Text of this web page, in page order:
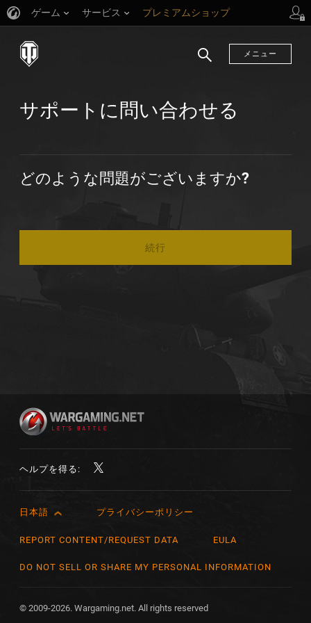
ゲーム サービス プレミアムショップ
メニュー
サポートに問い合わせる
どのような問題がございますか?
続行
ヘルプを得る:
English
Čeština
Español (México)
日本語 プライバシーポリシー
REPORT CONTENT/REQUEST DATA EULA
DO NOT SELL OR SHARE MY PERSONAL INFORMATION
© 2009-2026. Wargaming.net. All rights reserved